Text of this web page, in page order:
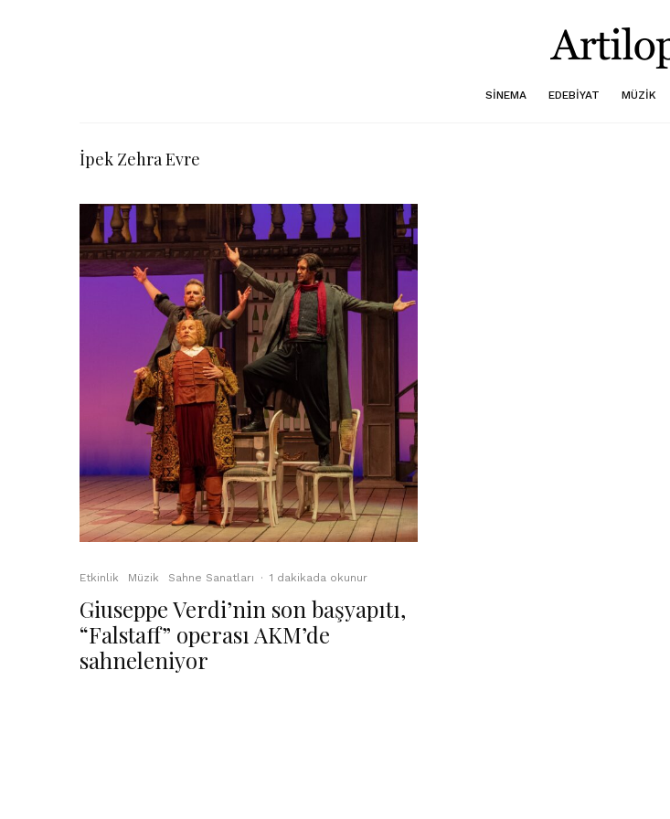
SINEMA EDEBIYAT MÜZIK
İpek Zehra Evre
Etkinlik Müzik Sahne Sanatları · 1 dakikada okunur
Giuseppe Verdi’nin son başyapıtı,
“Falstaff” operası AKM’de
sahneleniyor